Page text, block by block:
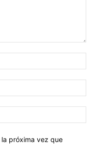
próxima vez que